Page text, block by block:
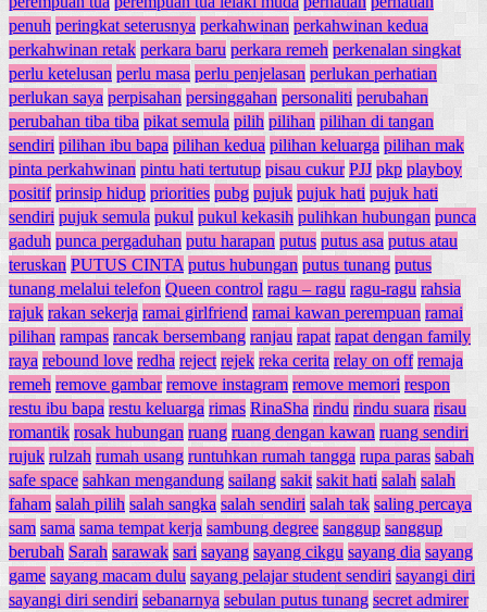
penuh peringkat seterusnya perkahwinan perkahwinan kedua
perkahwinan retak perkara baru perkara remeh perkenalan singkat
perlu ketelusan perlu masa perlu penjelasan perlukan perhatian
perlukan saya perpisahan persinggahan personaliti perubahan
perubahan tiba tiba pikat semula pilih pilihan pilihan di tangan
sendiri pilihan ibu bapa pilihan kedua pilihan keluarga pilihan mak
pinta perkahwinan pintu hati tertutup pisau cukur PJJ pkp playboy
positif prinsip hidup priorities pubg pujuk pujuk hati pujuk hati
sendiri pujuk semula pukul pukul kekasih pulihkan hubungan punca
gaduh punca pergaduhan putu harapan putus putus asa putus atau
teruskan PUTUS CINTA putus hubungan putus tunang putus
tunang melalui telefon Queen control ragu – ragu ragu-ragu rahsia
rajuk rakan sekerja ramai girlfriend ramai kawan perempuan ramai
pilihan rampas rancak bersembang ranjau rapat rapat dengan family
raya rebound love redha reject rejek reka cerita relay on off remaja
remeh remove gambar remove instagram remove memori respon
restu ibu bapa restu keluarga rimas RinaSha rindu rindu suara risau
romantik rosak hubungan ruang ruang dengan kawan ruang sendiri
rujuk rulzah rumah usang runtuhkan rumah tangga rupa paras sabah
safe space sahkan mengandung sailang sakit sakit hati salah salah
faham salah pilih salah sangka salah sendiri salah tak saling percaya
sam sama sama tempat kerja sambung degree sanggup sanggup
berubah Sarah sarawak sari sayang sayang cikgu sayang dia sayang
game sayang macam dulu sayang pelajar student sendiri sayangi diri
sayangi diri sendiri sebanarnya sebulan putus tunang secret admirer